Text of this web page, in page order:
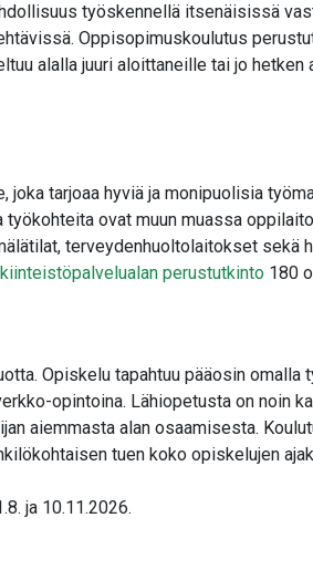
työskennellä itsenäisissä
Oppisopimuskoulutus
alalla juuri aloittaneille tai jo
joka tarjoaa hyviä ja monipuolisia
ovat muun muassa
terveydenhuoltolaitokset sekä
perustutkinto 180
Opiskelu tapahtuu pääosin omalla
opintoina. Lähiopetusta on noin
aiemmasta alan osaamisesta.
tuen koko opiskelujen
ja 10.11.2026.